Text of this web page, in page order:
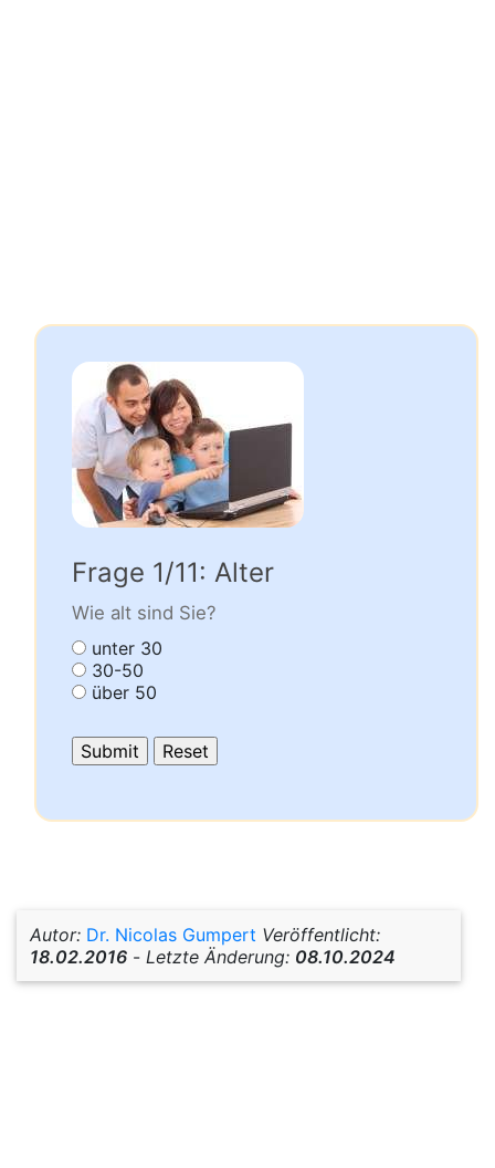
Frage 1/11: Alter
Wie alt sind Sie?
unter 30
30-50
über 50
Autor: Dr. Nicolas Gumpert Veröffentlicht:
18.02.2016 - Letzte Änderung: 08.10.2024